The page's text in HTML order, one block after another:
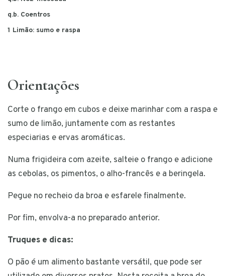
Orientações
Corte o frango em cubos e deixe marinhar com a raspa e
sumo de limão, juntamente com as restantes
especiarias e ervas aromáticas.
Numa frigideira com azeite, salteie o frango e adicione
as cebolas, os pimentos, o alho-francês e a beringela.
Pegue no recheio da broa e esfarele finalmente.
Por fim, envolva-a no preparado anterior.
Truques e dicas:
O pão é um alimento bastante versátil, que pode ser
q.b. Coentros
1 Limão: sumo e raspa